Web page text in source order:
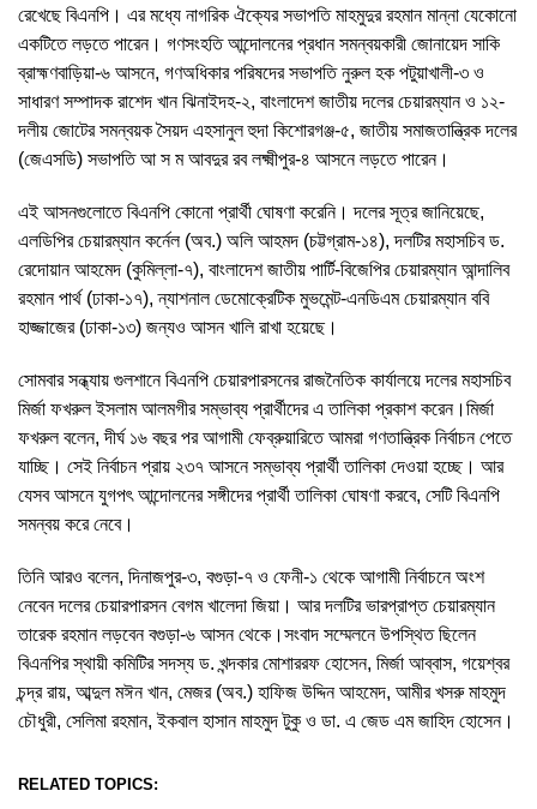
রেখেছে বিএনপি। এর মধ্যে নাগরিক ঐক্যের সভাপতি মাহমুদুর রহমান মান্না যেকোনো
একটিতে লড়তে পারেন। গণসংহতি আন্দোলনের প্রধান সমন্বয়কারী জোনায়েদ সাকি
ব্রাহ্মণবাড়িয়া-৬ আসনে, গণঅধিকার পরিষদের সভাপতি নুরুল হক পটুয়াখালী-৩ ও
সাধারণ সম্পাদক রাশেদ খান ঝিনাইদহ-২, বাংলাদেশ জাতীয় দলের চেয়ারম্যান ও ১২-
দলীয় জোটের সমন্বয়ক সৈয়দ এহসানুল হুদা কিশোরগঞ্জ-৫, জাতীয় সমাজতান্ত্রিক দলের
(জেএসডি) সভাপতি আ স ম আবদুর রব লক্ষ্মীপুর-৪ আসনে লড়তে পারেন।
এই আসনগুলোতে বিএনপি কোনো প্রার্থী ঘোষণা করেনি। দলের সূত্র জানিয়েছে,
এলডিপির চেয়ারম্যান কর্নেল (অব.) অলি আহমদ (চট্টগ্রাম-১৪), দলটির মহাসচিব ড.
রেদোয়ান আহমেদ (কুমিল্লা-৭), বাংলাদেশ জাতীয় পার্টি-বিজেপির চেয়ারম্যান আন্দালিব
রহমান পার্থ (ঢাকা-১৭), ন্যাশনাল ডেমোক্রেটিক মুভমেন্ট-এনডিএম চেয়ারম্যান ববি
হাজ্জাজের (ঢাকা-১৩) জন্যও আসন খালি রাখা হয়েছে।
সোমবার সন্ধ্যায় গুলশানে বিএনপি চেয়ারপারসনের রাজনৈতিক কার্যালয়ে দলের মহাসচিব
মির্জা ফখরুল ইসলাম আলমগীর সম্ভাব্য প্রার্থীদের এ তালিকা প্রকাশ করেন।মির্জা
ফখরুল বলেন, দীর্ঘ ১৬ বছর পর আগামী ফেব্রুয়ারিতে আমরা গণতান্ত্রিক নির্বাচন পেতে
যাচ্ছি। সেই নির্বাচন প্রায় ২৩৭ আসনে সম্ভাব্য প্রার্থী তালিকা দেওয়া হচ্ছে। আর
যেসব আসনে যুগপৎ আন্দোলনের সঙ্গীদের প্রার্থী তালিকা ঘোষণা করবে, সেটি বিএনপি
সমন্বয় করে নেবে।
তিনি আরও বলেন, দিনাজপুর-৩, বগুড়া-৭ ও ফেনী-১ থেকে আগামী নির্বাচনে অংশ
নেবেন দলের চেয়ারপারসন বেগম খালেদা জিয়া। আর দলটির ভারপ্রাপ্ত চেয়ারম্যান
তারেক রহমান লড়বেন বগুড়া-৬ আসন থেকে।সংবাদ সম্মেলনে উপস্থিত ছিলেন
বিএনপির স্থায়ী কমিটির সদস্য ড. খন্দকার মোশাররফ হোসেন, মির্জা আব্বাস, গয়েশ্বর
চন্দ্র রায়, আব্দুল মঈন খান, মেজর (অব.) হাফিজ উদ্দিন আহমেদ, আমীর খসরু মাহমুদ
চৌধুরী, সেলিমা রহমান, ইকবাল হাসান মাহমুদ টুকু ও ডা. এ জেড এম জাহিদ হোসেন।
RELATED TOPICS: